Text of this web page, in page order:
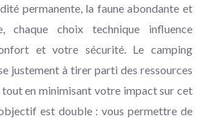
permanente, la faune abondante et
chaque choix technique influence
et votre sécurité. Le camping
justement à tirer parti des ressources
en minimisant votre impact sur cet
est double : vous permettre de